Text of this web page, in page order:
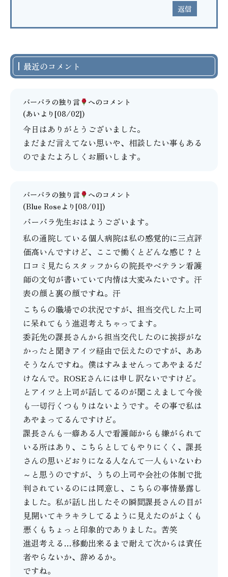
返信
最近のコメント
バーバラの独り言
へのコメント
(あいより[08/02])
今日はありがとうございました。
まだまだ言えてない思いや、相談したい事もある
のでまたよろしくお願いします。
バーバラの独り言
へのコメント
(Blue Roseより[08/01])
バーバラ先生おはようございます。
私の通院している個人病院は私の感覚的に三点評
価高いんですけど、ここで働くとどんな感じ？と
口コミ見たらスタッフからの院長やベテラン看護
師の文句が書いていて内情は大変みたいです。汗
表の顔と裏の顔ですね。汗
こちらの職場での状況ですが、担当交代した上司
に呆れてもう進退考えちゃってます。
委託先の課長さんから担当交代したのに挨拶がな
かったと聞きアイツ経由で伝えたのですが、ああ
そうなんですね。僕はすみませんってあやまるだ
けなんで。ROSEさんには申し訳ないですけど。
とアイツと上司が話してるのが聞こえまして今後
も一切行くつもりはないようです。その事で私は
あやまってるんですけど。
課長さんも一癖ある人で看護師からも嫌がられて
いる所はあり、こちらとしてもやりにくく、課長
さんの思いどおりになる人なんて一人もいないわ
～と思うのですが、うちの上司や会社の体制で批
判されているのには同意し、こちらの事情暴露し
ました。私が話し出したその瞬間課長さんの目が
見開いてキラキラしてるように見えたのがよくも
悪くもちょっと印象的でありました。苦笑
進退考える…移動出来るまで耐えて次からは責任
者やらないか、辞めるか。
ですね。